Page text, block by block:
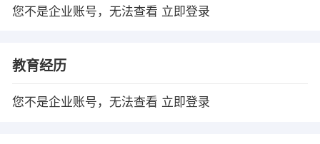
您不是企业账号，无法查看 立即登录
教育经历
您不是企业账号，无法查看 立即登录